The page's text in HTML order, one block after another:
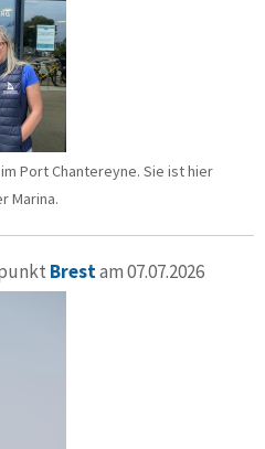
Port Chantereyne. Sie ist hier
Marina.
Brestam 07.07.2026